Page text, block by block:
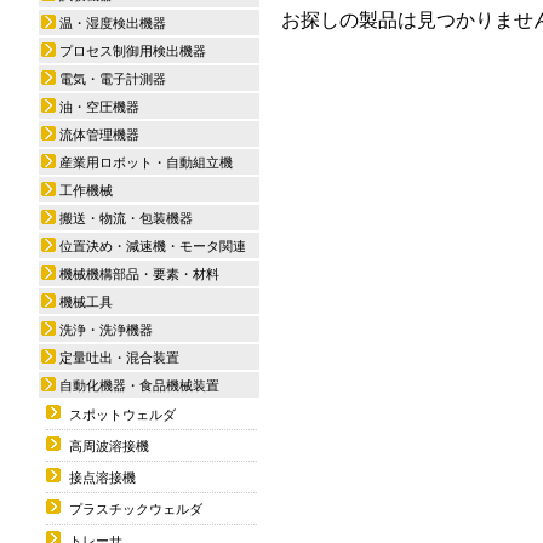
お探しの製品は見つかりませ
温・湿度検出機器
プロセス制御用検出機器
電気・電子計測器
油・空圧機器
流体管理機器
産業用ロボット・自動組立機
工作機械
搬送・物流・包装機器
位置決め・減速機・モータ関連
機械機構部品・要素・材料
機械工具
洗浄・洗浄機器
定量吐出・混合装置
自動化機器・食品機械装置
スポットウェルダ
高周波溶接機
接点溶接機
プラスチックウェルダ